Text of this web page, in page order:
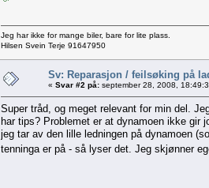
Jeg har ikke for mange biler, bare for lite plass.
Hilsen Svein Terje 91647950
Sv: Reparasjon / feilsøking på
« Svar #2 på: september 28, 2008,
Super tråd, og meget relevant for min del.
har tips? Problemet er at dynamoen ikke gir
jeg tar av den lille ledningen på dynamoen
tenninga er på - så lyser det. Jeg skjønner